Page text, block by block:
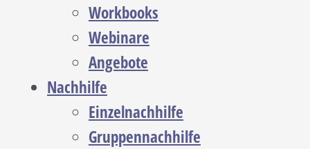
Workbooks
Webinare
Angebote
Nachhilfe
Einzelnachhilfe
Gruppennachhilfe